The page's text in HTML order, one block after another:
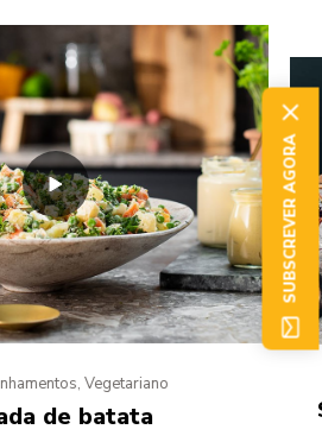
Vegetariano
de batata
SUBSCREVER AGORA